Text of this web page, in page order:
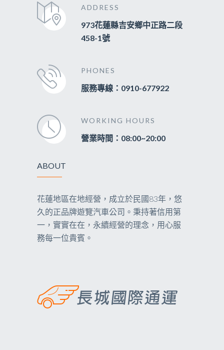
ADDRESS
973花蓮縣吉安鄉中正路二段
458-1號
PHONES
服務專線：0910-677922
WORKING HOURS
營業時間：08:00~20:00
ABOUT
花蓮地區在地經營，成立於民國83年，悠
久的正品牌遊覽汽車公司。秉持著信用第
一，實實在在，永續經營的理念，用心服
務每一位貴賓。